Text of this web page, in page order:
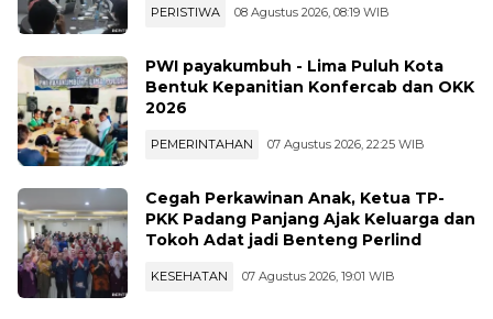
PERISTIWA 08 Agustus 2026, 08:19 WIB
PWI payakumbuh - Lima Puluh Kota
Bentuk Kepanitian Konfercab dan OKK
2026
PEMERINTAHAN 07 Agustus 2026, 22:25 WIB
Cegah Perkawinan Anak, Ketua TP-
PKK Padang Panjang Ajak Keluarga dan
Tokoh Adat jadi Benteng Perlind
KESEHATAN 07 Agustus 2026, 19:01 WIB